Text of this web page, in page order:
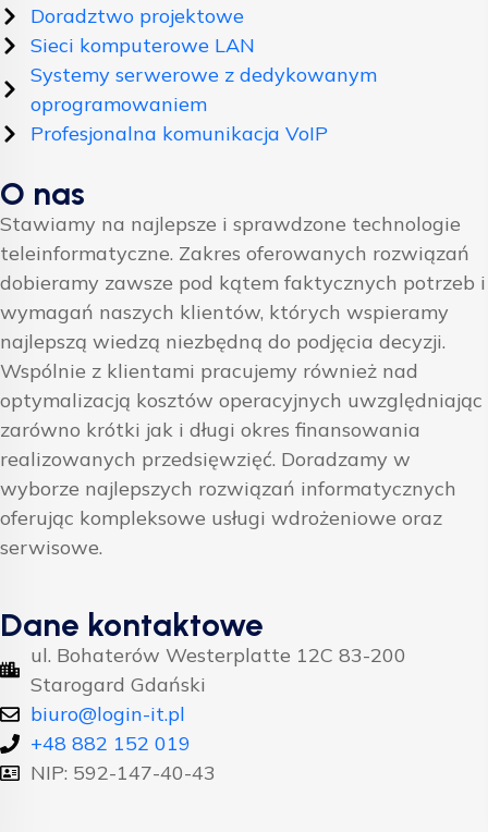
Doradztwo projektowe
Sieci komputerowe LAN
Systemy serwerowe z dedykowanym
oprogramowaniem
Profesjonalna komunikacja VoIP
O nas
Stawiamy na najlepsze i sprawdzone technologie
teleinformatyczne. Zakres oferowanych rozwiązań
dobieramy zawsze pod kątem faktycznych potrzeb i
wymagań naszych klientów, których wspieramy
najlepszą wiedzą niezbędną do podjęcia decyzji.
Wspólnie z klientami pracujemy również nad
optymalizacją kosztów operacyjnych uwzględniając
zarówno krótki jak i długi okres finansowania
realizowanych przedsięwzięć. Doradzamy w
wyborze najlepszych rozwiązań informatycznych
oferując kompleksowe usługi wdrożeniowe oraz
serwisowe.
Dane kontaktowe
ul. Bohaterów Westerplatte 12C 83-200
Starogard Gdański
biuro@login-it.pl
+48 882 152 019
NIP: 592-147-40-43